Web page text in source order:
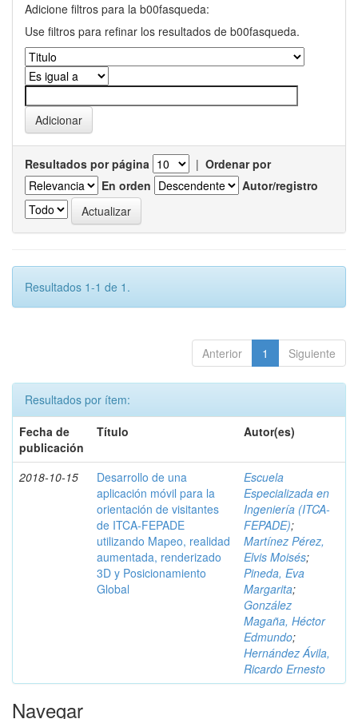
Adicione filtros para la b00fasqueda:
Use filtros para refinar los resultados de b00fasqueda.
Resultados por página | Ordenar por
En orden
Autor/registro
Resultados 1-1 de 1.
Anterior 1 Siguiente
Resultados por ítem:
Fecha de
publicación
Título Autor(es)
2018-10-15
Desarrollo de una
aplicación móvil para la
orientación de visitantes
de ITCA-FEPADE
utilizando Mapeo, realidad
aumentada, renderizado
3D y Posicionamiento
Global
Escuela
Especializada en
Ingeniería (ITCA-
FEPADE);
Martínez Pérez,
Elvis Moisés;
Pineda, Eva
Margarita;
González
Magaña, Héctor
Edmundo;
Hernández Ávila,
Ricardo Ernesto
Navegar